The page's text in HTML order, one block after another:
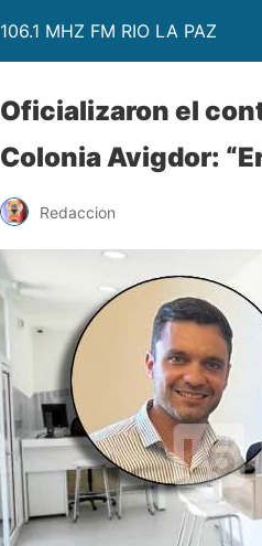
106.1 MHZ FM RIO LA PAZ
Oficializaron el
Colonia Avigdor:
Redaccion